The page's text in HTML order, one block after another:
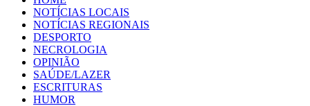
NOTÍCIAS LOCAIS
NOTÍCIAS REGIONAIS
DESPORTO
NECROLOGIA
OPINIÃO
SAÚDE/LAZER
ESCRITURAS
HUMOR